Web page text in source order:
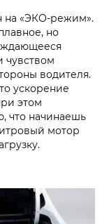
на «ЭКО-режим».
но
чувством
водителя.
ускорение
этом
что начинаешь
мотор